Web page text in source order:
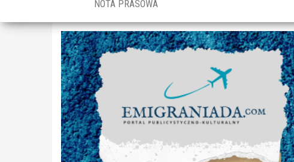
NOTA PRASOWA